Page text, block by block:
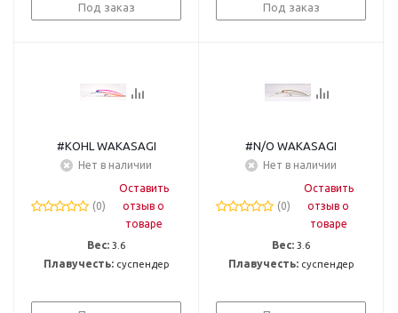
Под заказ Под заказ
#KOHL WAKASAGI
Нет в наличии
(0)
Оставить
отзыв о
товаре
Вес: 3.6
Плавучесть: суспендер
#N/O WAKASAGI
Нет в наличии
(0)
Оставить
отзыв о
товаре
Вес: 3.6
Плавучесть: суспендер